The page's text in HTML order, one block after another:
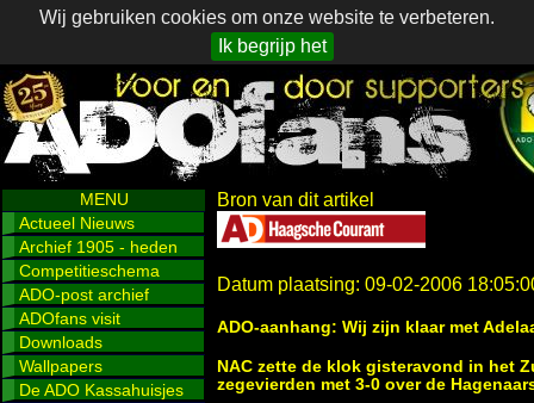
Wij gebruiken cookies om onze website te verbeteren.
Ik begrijp het
MENU
Actueel Nieuws
Archief 1905 - heden
Competitieschema
ADO-post archief
ADOfans visit
Downloads
Wallpapers
De ADO Kassahuisjes
Bron van dit artikel
Datum plaatsing: 09-02-2006
ADO-aanhang: Wij zijn klaar met
NAC zette de klok gisteravond in het
zegevierden met 3-0 over de